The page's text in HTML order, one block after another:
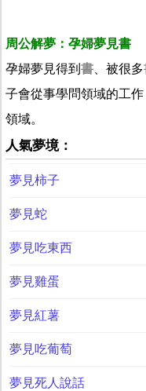
周公解夢：孕婦夢見書
孕婦夢見得到 書 、被很多
子會從事學問領域的工
領域。
人氣夢境：
夢見柿子
夢見蛇
夢見吃東西
夢見雞蛋
夢見紅薯
夢見吃葡萄
夢見死人說話